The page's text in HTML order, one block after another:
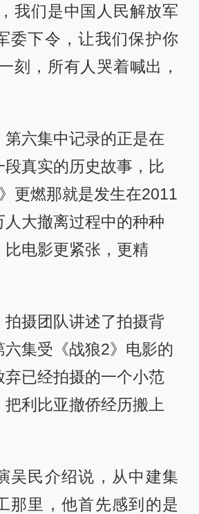
我们是中国人民解放军
委下令，让我们保护你
刻，所有人哭着喊出，
第六集中记录的正是在
段真实的历史故事，比
更燃那就是发生在2011
大撤离过程中的种种
比电影更紧张，更精
拍摄团队讲述了拍摄背
六集受《战狼2》电影的
弃已经拍摄的一个小范
把利比亚撤侨经历搬上
吴民介绍说，从中建集
那里，他首先感到的是